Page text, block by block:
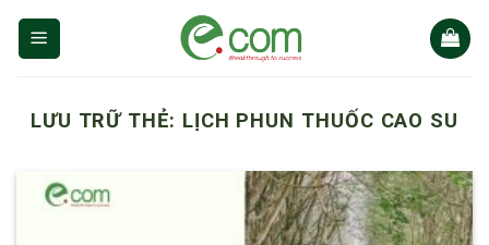
Chuyển
đến
dungLƯU TRỮ THẺ: LỊCH PHUN THUỐC CAO SU